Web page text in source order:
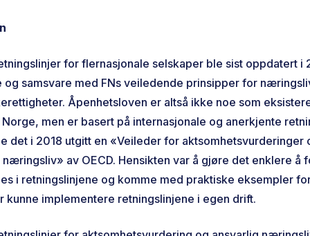
for flernasjonale selskaper ble sist oppdatert i
og samsvare med FNs veiledende prinsipper for
Åpenhetsloven er altså ikke noe som
men er basert på internasjonale og anerkjente
det i 2018 utgitt en «Veileder for aktsomhetsvurderinger
av OECD. Hensikten var å gjøre det enklere å
i retningslinjene og komme med praktiske eksempler
kunne implementere retningslinjene i egen drift.